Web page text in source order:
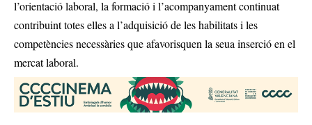
l’orientació laboral, la formació i l’acompanyament continuat
contribuint totes elles a l’adquisició de les habilitats i les
competències necessàries que afavorisquen la seua inserció en el
mercat laboral.